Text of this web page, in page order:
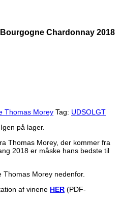
Chardonnay 2018
Thomas Morey Tag: UDSOLGT
på lager.
Thomas Morey, der kommer fra
2018 er måske hans bedste til
Morey nedenfor.
af vinene HER (PDF-